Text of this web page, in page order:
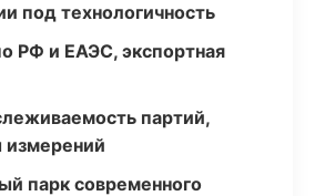
под технологичность
РФ и ЕАЭС, экспортная
партий,
измерений
парк современного